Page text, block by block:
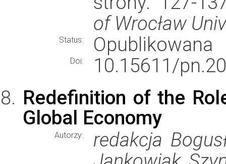
of Wrocław
Status: Opublikowana
Doi:
10.15611/
Redefinition of the
Global Economy
Autorzy:
redakcja